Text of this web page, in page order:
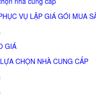
VỤ LẬP GIÁ GÓI MUA
GIÁ
CHỌN NHÀ CUNG CẤP